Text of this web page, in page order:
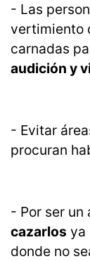
- Las
vertimiento
carnadas
audición y
- Evitar
procuran
- Por ser un
cazarlos ya
donde no